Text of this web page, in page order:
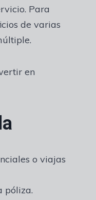
Para
de varias
en
o viajas
póliza.